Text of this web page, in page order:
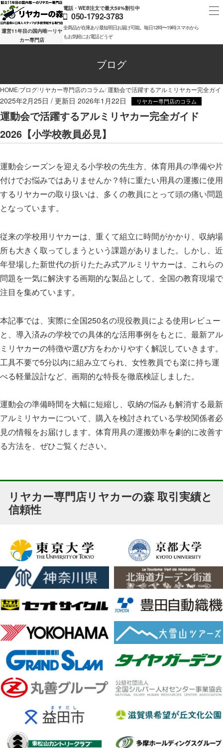
運営11年目の国内唯一リヤ
カー専門店
電話・WEB注文で最大58%割引中
050-1792-3783
全商品が在庫あり最短明日お届け可能。毎日12時〜19時スマホから
もお気軽にお電話どうぞ
ブログ
HOMEブログリヤカー専門店のコラム 運動会で活躍するアルミリヤカー完全ガ
2025年2月25日 2026年1月22日 リヤカー専門店のコラム
運動会で活躍するアルミリヤカー完全ガイド
2026【小学校教員必見】
運動会シーズンを迎える小学校の先生方、体育用具の準備や片
付けでお悩みではありませんか？特に重たい用具の運搬に使用
するリヤカーの取り扱いは、多くの教員にとって頭の痛い問題
となっています。
従来の学校用リヤカーは、重くて組立に時間がかかり、収納場
所も大きく取ってしまうという課題がありました。しかし、近
年登場した新世代の折りたたみ式アルミリヤカーは、これらの
問題を一気に解決する画期的な製品として、全国の教育現場で
注目を集めています。
本記事では、実際に全国250名の現役教員による使用レビュー
と、導入済みの学校での具体的な活用事例をもとに、最新アル
ミリヤカーの特徴や選び方をわかりやすく解説していきます。
工具不要で5分以内に組み立てられ、女性教員でも楽に持ち運
べる軽量設計など、画期的な特長を徹底検証しました。
運動会の準備時間を大幅に短縮し、収納の悩みも解消する最新
アルミリヤカーについて、購入を検討されている学校関係者必
見の情報をお届けします。体育用具の運搬効率を劇的に改善す
る方法を、ぜひご覧ください。
リヤカー専門店リヤカーの森 取引実績と
信頼性